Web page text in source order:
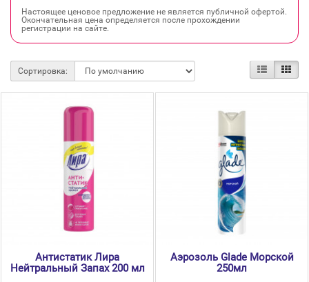
Настоящее ценовое предложение не является публичной офертой.
Окончательная цена определяется после прохождении
регистрации на сайте.
Сортировка:
Антистатик Лира
Нейтральный Запах 200 мл
Аэрозоль Glade Морской
250мл